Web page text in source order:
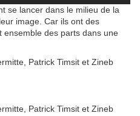
se lancer dans le milieu de la
image. Car ils ont des
ensemble des parts dans une